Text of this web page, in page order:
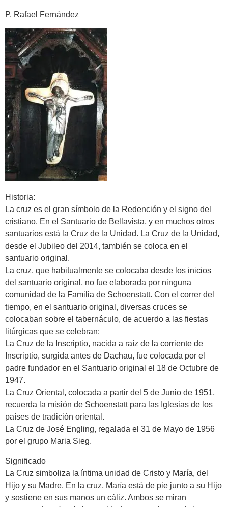
P. Rafael Fernández
Historia:
La cruz es el gran símbolo de la Redención y el signo del
cristiano. En el Santuario de Bellavista, y en muchos otros
santuarios está la Cruz de la Unidad. La Cruz de la Unidad,
desde el Jubileo del 2014, también se coloca en el
santuario original.
La cruz, que habitualmente se colocaba desde los inicios
del santuario original, no fue elaborada por ninguna
comunidad de la Familia de Schoenstatt. Con el correr del
tiempo, en el santuario original, diversas cruces se
colocaban sobre el tabernáculo, de acuerdo a las fiestas
litúrgicas que se celebran:
La Cruz de la Inscriptio, nacida a raíz de la corriente de
Inscriptio, surgida antes de Dachau, fue colocada por el
padre fundador en el Santuario original el 18 de Octubre de
1947.
La Cruz Oriental, colocada a partir del 5 de Junio de 1951,
recuerda la misión de Schoenstatt para las Iglesias de los
países de tradición oriental.
La Cruz de José Engling, regalada el 31 de Mayo de 1956
por el grupo Maria Sieg.
Significado
La Cruz simboliza la íntima unidad de Cristo y María, del
Hijo y su Madre. En la cruz, María está de pie junto a su Hijo
y sostiene en sus manos un cáliz. Ambos se miran